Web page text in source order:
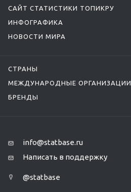
САЙТ СТАТИСТИКИ ТОПИКРУ
ИНФОГРАФИКА
НОВОСТИ МИРА
СТРАНЫ
МЕЖДУНАРОДНЫЕ ОРГАНИЗАЦИИ
БРЕНДЫ
info@statbase.ru
Написать в поддержку
@statbase